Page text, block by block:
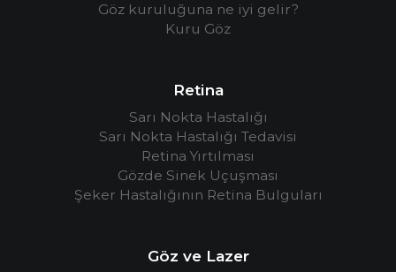
Göz kuruluğuna ne iyi gelir?
Kuru Göz
Retina
Sarı Nokta Hastalığı
Sarı Nokta Hastalığı Tedavisi
Retina Yırtılması
Gözde Sinek Uçuşması
Şeker Hastalığının Retina Bulguları
Göz ve Lazer